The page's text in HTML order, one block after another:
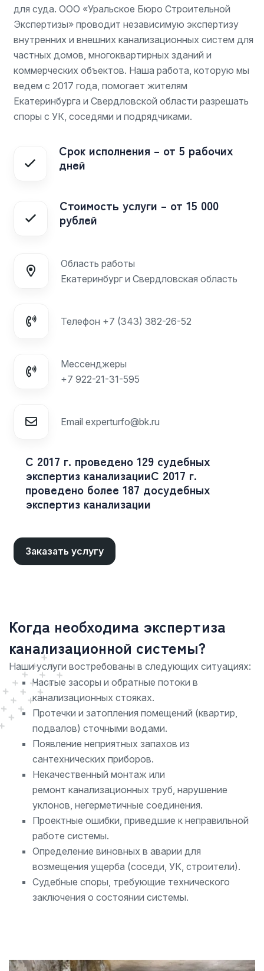
для суда. ООО «Уральское Бюро Строительной
Экспертизы» проводит независимую экспертизу
внутренних и внешних канализационных систем для
частных домов, многоквартирных зданий и
коммерческих объектов. Наша работа, которую мы
ведем с 2017 года, помогает жителям
Екатеринбурга и Свердловской области разрешать
споры с УК, соседями и подрядчиками.
Срок исполнения – от 5 рабочих
дней
Стоимость услуги – от 15 000
рублей
Область работы
Екатеринбург и Свердловская область
Телефон +7 (343) 382-26-52
Мессенджеры
+7 922-21-31-595
Email experturfo@bk.ru
С 2017 г. проведено 129 судебных
экспертиз канализацииС 2017 г.
проведено более 187 досудебных
экспертиз канализации
Заказать услугу
Когда необходима экспертиза
канализационной системы?
Наши услуги востребованы в следующих ситуациях:
Частые засоры и обратные потоки в
канализационных стояках.
Протечки и затопления помещений (квартир,
подвалов) сточными водами.
Появление неприятных запахов из
сантехнических приборов.
Некачественный монтаж или
ремонт канализационных труб, нарушение
уклонов, негерметичные соединения.
Проектные ошибки, приведшие к неправильной
работе системы.
Определение виновных в аварии для
возмещения ущерба (соседи, УК, строители).
Судебные споры, требующие технического
заключения о состоянии системы.